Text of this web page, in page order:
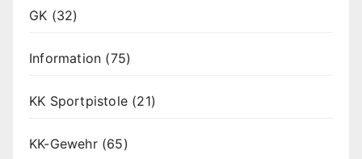
GK (32)
Information (75)
KK Sportpistole (21)
KK-Gewehr(65)